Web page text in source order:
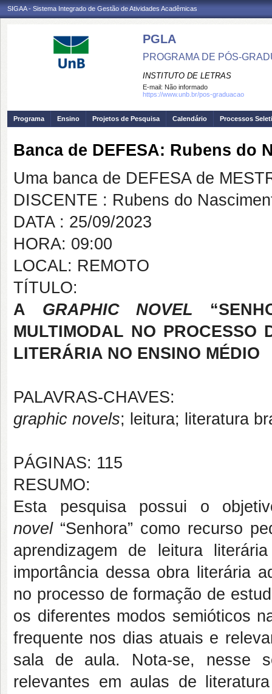
SIGAA - Sistema Integrado de Gestão de Atividades Acadêmicas
PGLA
PROGRAMA DE PÓS-
INSTITUTO DE LETRAS
E-mail: Não informado
https://www.unb.br/pos-graduacao
Programa Ensino Projetos de Pesquisa Calendário Processos
Banca de DEFESA: Rubens do
Uma banca de DEFESA de
DISCENTE : Rubens do
DATA : 25/09/2023
HORA: 09:00
LOCAL: REMOTO
TÍTULO:
A GRAPHIC NOVEL
MULTIMODAL NO PROCESSO
LITERÁRIA NO ENSINO MÉDIO
PALAVRAS-CHAVES:
graphic novels; leitura; literatura
PÁGINAS: 115
RESUMO:
Esta pesquisa possui o
novel“Senhora” como recurso
aprendizagem de leitura
importância dessa obra literária
no processo de formação de
os diferentes modos semióticos
frequente nos dias atuais e
sala de aula. Nota-se, nesse
relevantes em aulas de